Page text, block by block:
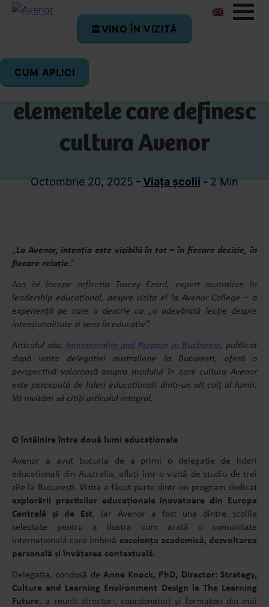
Scop și intenție –
elementele care definesc
cultura Avenor
Octombrie 20, 2025 - Viața școlii - 2 Min
„La Avenor, intenția este vizibilă în tot – în fiecare decizie, în
fiecare relație.”
Așa își începe reflecția Tracey Ezard, expert australian în
leadership educațional, despre vizita ei la Avenor College – o
experiență pe care o descrie ca „o adevărată lecție despre
intenționalitate și sens în educație”.
Articolul său, Intentionality and Purpose in Bucharest, publicat
după vizita delegației australiene la București, oferă o
perspectivă valoroasă asupra modului în care cultura Avenor
este percepută de lideri educaționali dintr-un alt colț al lumii.
Vă invităm să citiți articolul integral.
O întâlnire între două lumi educaționale
Avenor a avut bucuria de a primi o delegație de lideri
educaționali din Australia, aflați într-o vizită de studiu de trei
zile la București. Vizita a făcut parte dintr-un program dedicat
explorării practicilor educaționale inovatoare din Europa
Centrală și de Est, iar Avenor a fost una dintre școlile
selectate pentru a ilustra cum arată o comunitate
internațională care îmbină excelența academică, dezvoltarea
personală și învățarea contextuală.
Delegația, condusă de Anne Knock, PhD, Director: Strategy,
Culture and Learning Environment Design la The Learning
Future, a reunit directori, coordonatori și formatori din mai
VINO ÎN VIZITĂ
CUM APLICI